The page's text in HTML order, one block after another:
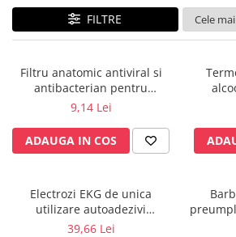
Pulsoximetrie
Senzori SpO2
Cabluri extensie
Capnometre
Negatoscoape
Perfuzomate
Injectomate
FILTRE
Filtru anatomic antiviral si
antibacterian pentru
spirometrie – int. Ø 27,5mm x
9,14 Lei
ADAUGA IN COS
Electrozi EKG de unica
utilizare autoadezivi
36x40mm cu capsa, pachet
39,66 Lei